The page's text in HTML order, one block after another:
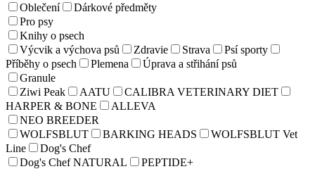
Oblečení
Dárkové předměty
Pro psy
Knihy o psech
Výcvik a výchova psů
Zdravie Strava
Psí sporty
Příběhy o psech
Plemena
Úprava a střihání psů
Granule
Ziwi Peak
AATU
CALIBRA VETERINARY DIET
HARPER & BONE
ALLEVA
NEO BREEDER
WOLFSBLUT
BARKING HEADS
WOLFSBLUT Vet
Line
Dog's Chef
Dog's Chef NATURAL
PEPTIDE+